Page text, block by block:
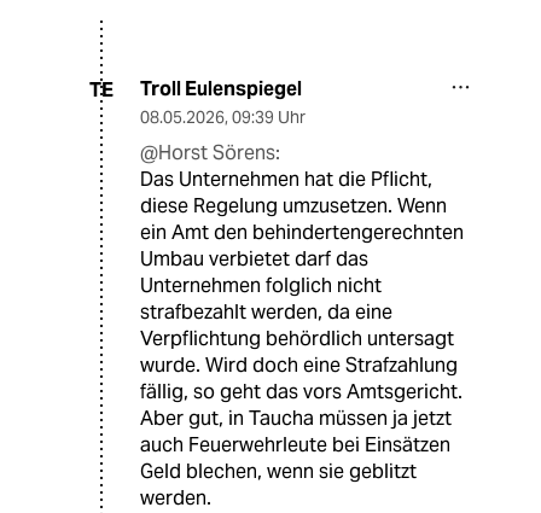
TE Troll Eulenspiegel
08.05.2026, 09:39 Uhr
@Horst Sörens:
Das Unternehmen hat die Pflicht,
diese Regelung umzusetzen. Wenn
ein Amt den behindertengerechnten
Umbau verbietet darf das
Unternehmen folglich nicht
strafbezahlt werden, da eine
Verpflichtung behördlich untersagt
wurde. Wird doch eine Strafzahlung
fällig, so geht das vors Amtsgericht.
Aber gut, in Taucha müssen ja jetzt
auch Feuerwehrleute bei Einsätzen
Geld blechen, wenn sie geblitzt
werden.